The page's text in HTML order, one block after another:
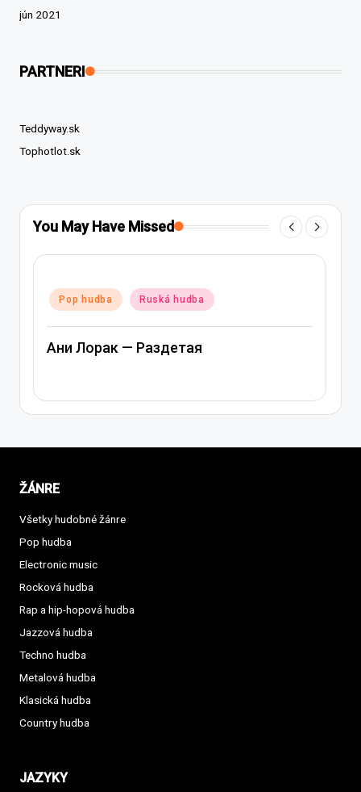
jún 2021
PARTNERI
Teddyway.sk
Tophotlot.sk
You May Have Missed
Posted
in
Pop hudba Ruská hudba
Ани Лорак — Раздетая
ŽÁNRE
Všetky hudobné žánre
Pop hudba
Electronic music
Rocková hudba
Rap a hip-hopová hudba
Jazzová hudba
Techno hudba
Metalová hudba
Klasická hudba
Country hudba
JAZYKY